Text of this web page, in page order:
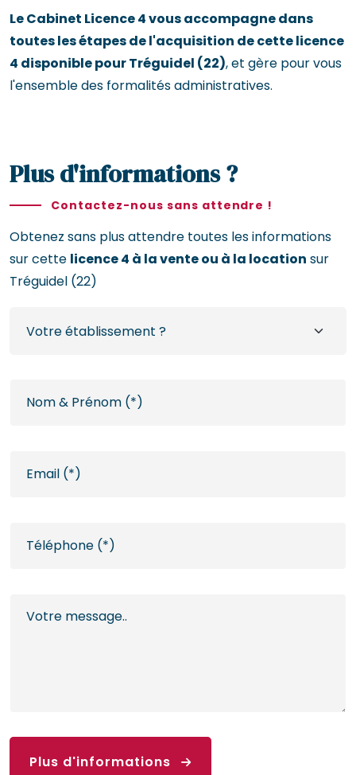
Le Cabinet Licence 4 vous accompagne dans
toutes les étapes de l'acquisition de cette licence
4 disponible pour Tréguidel (22), et gère pour vous
l'ensemble des formalités administratives.
Plus d'informations ?
Contactez-nous sans attendre !
Obtenez sans plus attendre toutes les informations
sur cette licence 4 à la vente ou à la location sur
Tréguidel (22)
Plus d'informations